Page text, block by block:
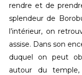
rendre et de
splendeur de
l’intérieur, on
assise. Dans son
duquel on peut
autour du